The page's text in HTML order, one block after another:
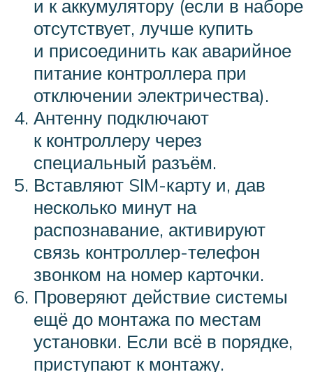
и к аккумулятору (если в наборе
отсутствует, лучше купить
и присоединить как аварийное
питание контроллера при
отключении электричества).
Антенну подключают
к контроллеру через
специальный разъём.
Вставляют SIM-карту и, дав
несколько минут на
распознавание, активируют
связь контроллер-телефон
звонком на номер карточки.
Проверяют действие системы
ещё до монтажа по местам
установки. Если всё в порядке,
приступают к монтажу.